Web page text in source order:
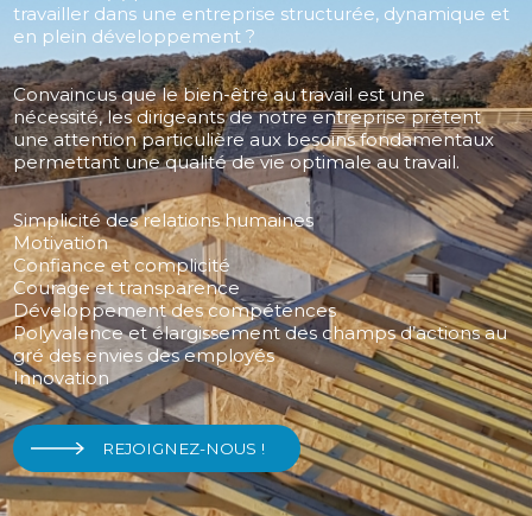
tronçonneuse STROMAB jusqu’à 13 mètres, gestion
automatisée des débits et des chutes, repérage
par étiquetage, système de manutention par
rouleaux, chariots et potence de levage, cadreuse
numérique pour la fabrication des MOB.
travailler dans une entreprise structurée, dynamique et
en plein développement ?
Convaincus que le bien-être au travail est une
nécessité, les dirigeants de notre entreprise prêtent
une attention particulière aux besoins fondamentaux
permettant une qualité de vie optimale au travail.
Simplicité des relations humaines
Motivation
Confiance et complicité
Courage et transparence
Développement des compétences
Polyvalence et élargissement des champs d’actions au
gré des envies des employés
Innovation
REJOIGNEZ-NOUS !